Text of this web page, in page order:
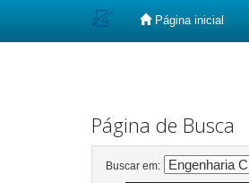
Página inicial
Página de Busca
Buscar em: